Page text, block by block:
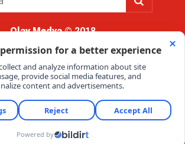
Olay Medya© 2018
kullanımı hukuki yaptırıma tabidir.
Haber Portalı Yazılımı